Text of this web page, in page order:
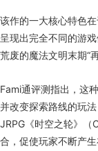
该作的一大核心特色
呈现出完全不同的游
荒废的魔法文明末期“
Fami通评测指出，这
并改变探索路线的玩
JRPG《时空之轮》（
合，促使玩家不断产